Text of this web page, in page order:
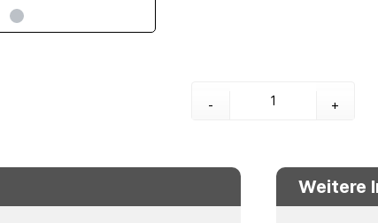
- +
Weitere